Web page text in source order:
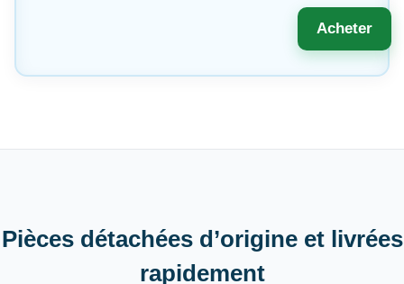
Acheter
Pièces détachées d’origine et livrées
rapidement